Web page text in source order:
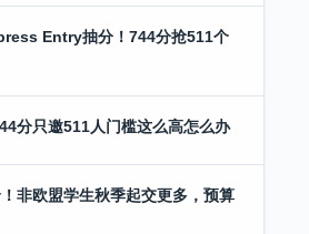
Entry抽分！744分抢511个
分只邀511人门槛这么高怎么办
非欧盟学生秋季起交更多，预算